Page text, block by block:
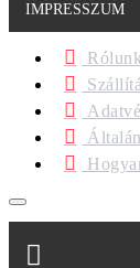
IMPRESSZUM
Rólunk